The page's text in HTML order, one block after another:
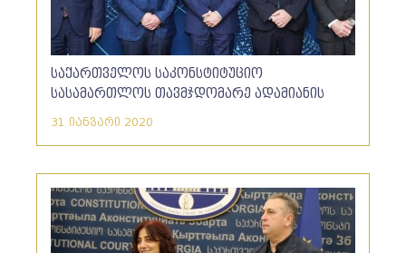
საქართველოს საკონსტიტუციო
სასამართლოს თავმჯდომარე ადამიანის
უფლებათა ევროპის სასამართლოს
31 იანვარი 2020